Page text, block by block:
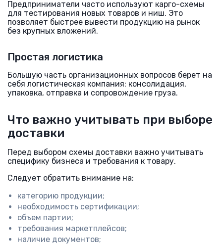
Предприниматели часто используют карго-схемы
для тестирования новых товаров и ниш. Это
позволяет быстрее вывести продукцию на рынок
без крупных вложений.
Простая логистика
Большую часть организационных вопросов берет на
себя логистическая компания: консолидация,
упаковка, отправка и сопровождение груза.
Что важно учитывать при выборе
доставки
Перед выбором схемы доставки важно учитывать
специфику бизнеса и требования к товару.
Следует обратить внимание на:
категорию продукции;
необходимость сертификации;
объем партии;
требования маркетплейсов;
наличие документов;